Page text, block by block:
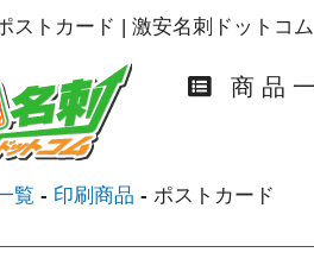
ストカード | 激安名刺ドットコム
商 品
覧 印刷商品 ポストカード